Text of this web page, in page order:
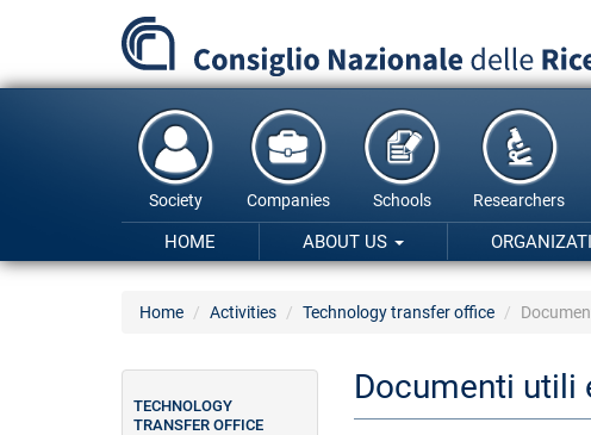
content
Society Companies Schools Researchers
HOME ABOUT US
Home Activities Technology transfer office
Documenti utili
TECHNOLOGY
TRANSFER OFFICE